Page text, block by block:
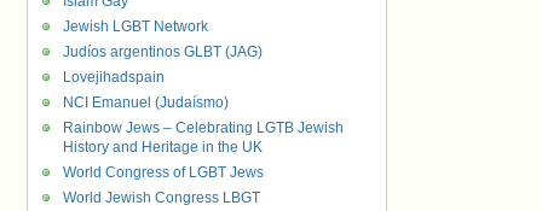
Jewish LGBT Network
Judíos argentinos GLBT (JAG)
Lovejihadspain
NCI Emanuel (Judaísmo)
Rainbow Jews – Celebrating LGTB Jewish
History and Heritage in the UK
World Congress of LGBT Jews
World Jewish Congress LBGT